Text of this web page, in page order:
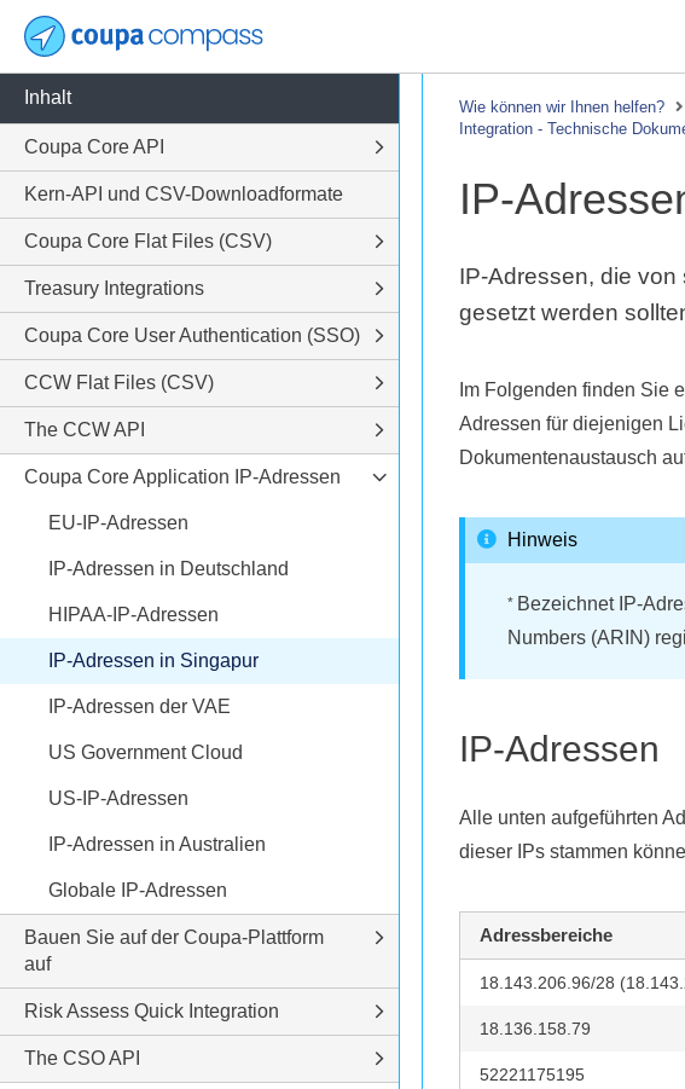
Wie können wir Ihnen helfen?
Integration - Technische
IP-
IP-Adressen, die
gesetzt werden
Im Folgenden finden Sie
Adressen für diejenigen
Dokumentenaustausch
Hinweis
* Bezeichnet IP-
Numbers (ARIN)
IP-Adressen
Alle unten aufgeführten
dieser IPs stammen
Adressbereiche
18.143.206.96/28 (
18.136.158.79
52221175195
Inhalt
Coupa Core API
Kern-API und CSV-Downloadformate
Coupa Core Flat Files (CSV)
Treasury Integrations
Coupa Core User Authentication (SSO)
CCW Flat Files (CSV)
The CCW API
Coupa Core Application IP-Adressen
EU-IP-Adressen
IP-Adressen in Deutschland
HIPAA-IP-Adressen
IP-Adressen in Singapur
IP-Adressen der VAE
US Government Cloud
US-IP-Adressen
IP-Adressen in Australien
Globale IP-Adressen
Bauen Sie auf der Coupa-Plattform
auf
Risk Assess Quick Integration
The CSO API